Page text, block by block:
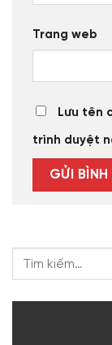
Trang web
Lưu tên
trình duyệt